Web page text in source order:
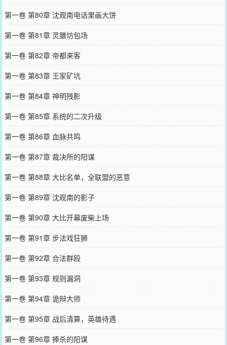
第一卷 第80章 沈观南电话里画大饼
第一卷 第81章 灵膳坊包场
第一卷 第82章 帝都来客
第一卷 第83章 王家矿坑
第一卷 第84章 神明残影
第一卷 第85章 系统的二次升级
第一卷 第86章 血脉共鸣
第一卷 第87章 裁决所的阳谋
第一卷 第88章 大比名单，全联盟的恶意
第一卷 第89章 沈观南的影子
第一卷 第90章 大比开幕废柴上场
第一卷 第91章 步法戏狂狮
第一卷 第92章 合法群殴
第一卷 第93章 规则漏洞
第一卷 第94章 诡辩大师
第一卷 第95章 战后清算，英雄待遇
第一卷 第96章 捧杀的阳谋